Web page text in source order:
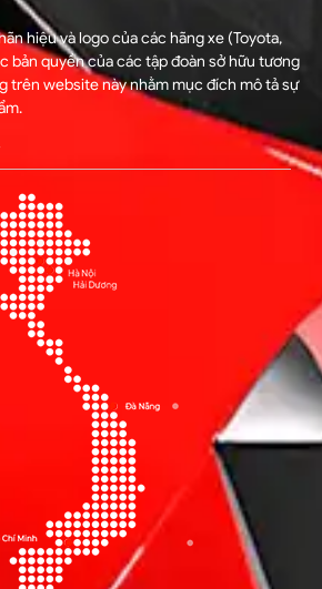
hiệu và logo của các hãng xe (Toyota,
bản quyền của các tập đoàn sở hữu tương
trên website này nhằm mục đích mô tả sự